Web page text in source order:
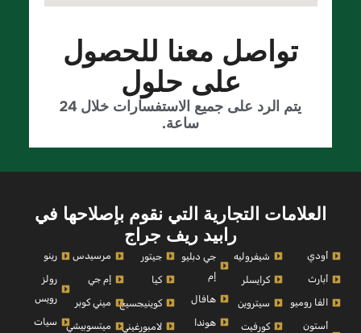
تواصل معنا للحصول
على حلول
يتم الرد على جميع الاستفسارات خلال 24
ساعة.
العلامات التجارية التي نقوم بإصلاحها في
رابيد ريف جراج
أودي
أبارث
الفا روميو
أستون
شيفروليه
كرايسلر
سيتروين
كورفيت
جي دبليو
إم
هافال
هوندا
جيتور
كيا
كوينيجسيج
لامبورغيني
مرسيدس
إم جي
ميني كوبر
ميتسوبيشي
رينو
رولز
رويس
سيات